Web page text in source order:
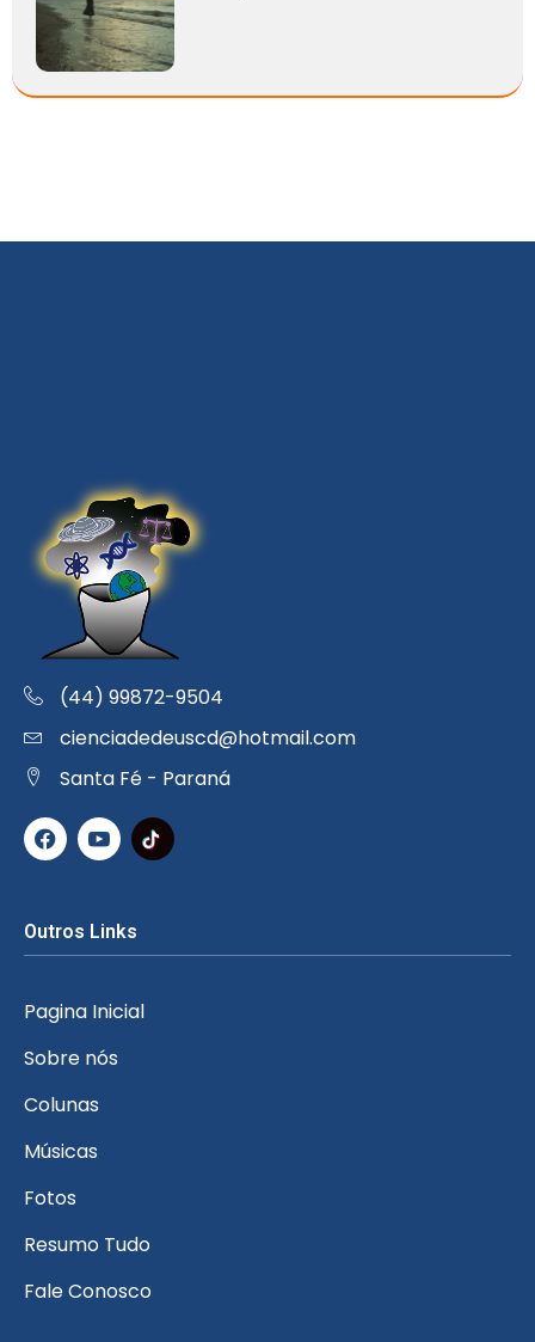
(44) 99872-9504
cienciadedeuscd@hotmail.com
Santa Fé - Paraná
Outros Links
Pagina Inicial
Sobre nós
Colunas
Músicas
Fotos
Resumo Tudo
Fale Conosco